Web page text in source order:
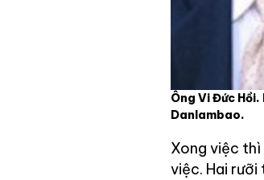
Ông Vi Đức
Danlambao.
Xong việc thì
việc. Hai